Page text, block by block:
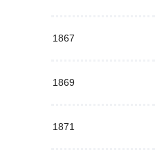
1867
1869
1871